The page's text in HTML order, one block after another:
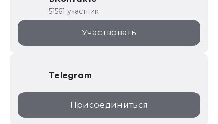
1С:Торговая площадка
51561 участник
Участвовать
Telegram
Присоединиться